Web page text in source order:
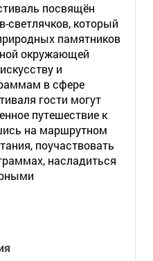
посвящён
светлячков, который
памятников
окружающей
и
в сфере
гости могут
путешествие к
на маршрутном
поучаствовать
насладиться